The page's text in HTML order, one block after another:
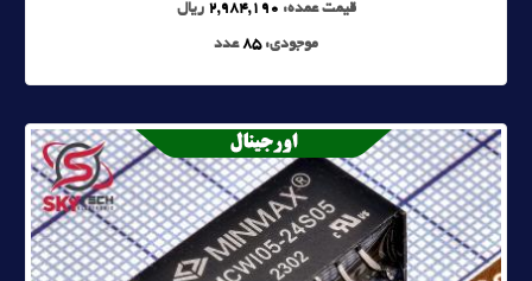
قیمت عمده: 2,984,190 ریال
موجودی:85عدد